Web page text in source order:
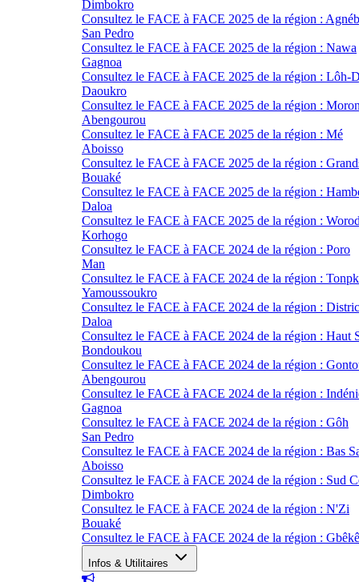
Dimbokro
Consultez le FACE à FACE 2025 de la région :
San Pedro
Consultez le FACE à FACE 2025 de la région : Nawa
Gagnoa
Consultez le FACE à FACE 2025 de la région : Lôh-
Daoukro
Consultez le FACE à FACE 2025 de la région :
Abengourou
Consultez le FACE à FACE 2025 de la région : Mé
Aboisso
Consultez le FACE à FACE 2025 de la région :
Bouaké
Consultez le FACE à FACE 2025 de la région :
Daloa
Consultez le FACE à FACE 2025 de la région :
Korhogo
Consultez le FACE à FACE 2024 de la région : Poro
Man
Consultez le FACE à FACE 2024 de la région :
Yamoussoukro
Consultez le FACE à FACE 2024 de la région :
Daloa
Consultez le FACE à FACE 2024 de la région : Haut
Bondoukou
Consultez le FACE à FACE 2024 de la région :
Abengourou
Consultez le FACE à FACE 2024 de la région :
Gagnoa
Consultez le FACE à FACE 2024 de la région : Gôh
San Pedro
Consultez le FACE à FACE 2024 de la région : Bas
Aboisso
Consultez le FACE à FACE 2024 de la région : Sud
Dimbokro
Consultez le FACE à FACE 2024 de la région : N'Zi
Bouaké
Consultez le FACE à FACE 2024 de la région : Gbêkê
Infos & Utilitaires